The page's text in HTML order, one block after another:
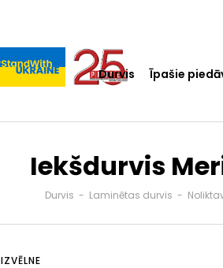
Durvis Īpašie
Iekšdurvis
Durvis - Laminētas durvis -
IZVĒLNE